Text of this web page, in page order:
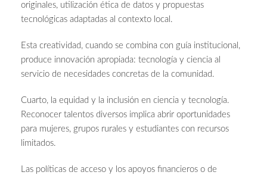
originales, utilización ética de datos y propuestas
tecnológicas adaptadas al contexto local.
Esta creatividad, cuando se combina con guía institucional,
produce innovación apropiada: tecnología y ciencia al
servicio de necesidades concretas de la comunidad.
Cuarto, la equidad y la inclusión en ciencia y tecnología.
Reconocer talentos diversos implica abrir oportunidades
para mujeres, grupos rurales y estudiantes con recursos
limitados.
Las políticas de acceso y los apoyos financieros o de